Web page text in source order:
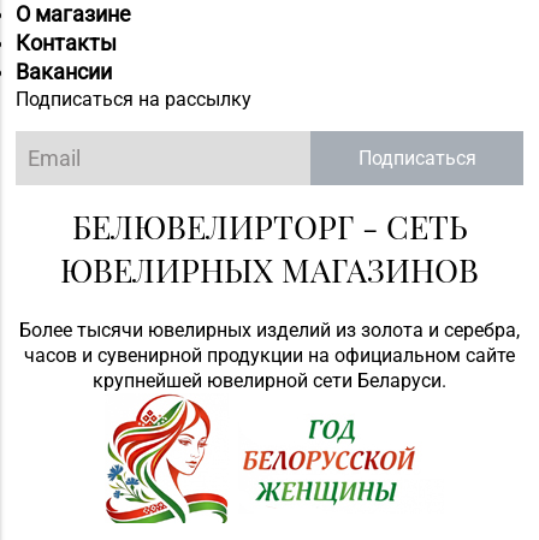
О магазине
Контакты
Вакансии
Подписаться на рассылку
Подписаться
БЕЛЮВЕЛИРТОРГ - СЕТЬ
ЮВЕЛИРНЫХ МАГАЗИНОВ
Более тысячи ювелирных изделий из золота и серебра,
часов и сувенирной продукции на официальном сайте
крупнейшей ювелирной сети Беларуси.